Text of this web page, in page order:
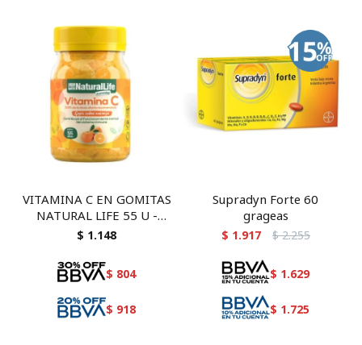
VITAMINA C EN GOMITAS
NATURAL LIFE 55 U -
suplemento en caramelos
$ 1.148
$ 804
$ 918
Supradyn Forte 60
grageas
$ 1.917 $ 2.255
$ 1.629
$ 1.725